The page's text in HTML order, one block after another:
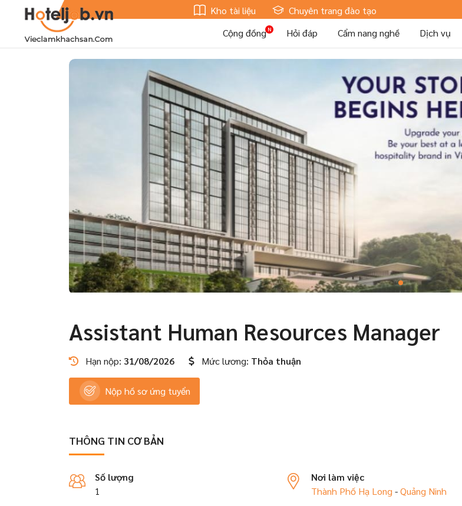
Kho tài liệu Chuyên trang đào tạoHoteljob MV: "Tôi
Cộng đồng
Hỏi đáp Cẩm nang nghề Dịch vụ
Assistant Human Resources Manager
Hạn nộp: 31/08/2026 Mức lương: Thỏa thuận
Nộp hồ sơ ứng tuyển
THÔNG TIN CƠ BẢN
Số lượng
1
Nơi làm việc
Thành Phố Hạ Long -Quảng Ninh